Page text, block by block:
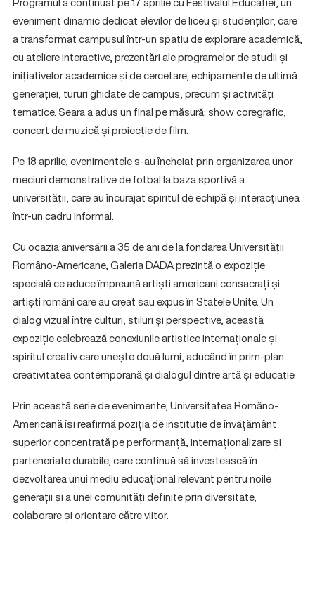
eveniment dinamic dedicat elevilor de liceu și studenților, care
a transformat campusul într-un spațiu de explorare academică,
cu ateliere interactive, prezentări ale programelor de studii și
inițiativelor academice și de cercetare, echipamente de ultimă
generației, tururi ghidate de campus, precum și activități
tematice. Seara a adus un final pe măsură: show coregrafic,
concert de muzică și proiecție de film.
Pe 18 aprilie, evenimentele s-au încheiat prin organizarea unor
meciuri demonstrative de fotbal la baza sportivă a
universității, care au încurajat spiritul de echipă și interacțiunea
într-un cadru informal.
Cu ocazia aniversării a 35 de ani de la fondarea Universității
Româno-Americane, Galeria DADA prezintă o expoziție
specială ce aduce împreună artiști americani consacrați și
artiști români care au creat sau expus în Statele Unite. Un
dialog vizual între culturi, stiluri și perspective, această
expoziție celebrează conexiunile artistice internaționale și
spiritul creativ care unește două lumi, aducând în prim-plan
creativitatea contemporană și dialogul dintre artă și educație.
Prin această serie de evenimente, Universitatea Româno-
Americană își reafirmă poziția de instituție de învățământ
superior concentrată pe performanță, internaționalizare și
parteneriate durabile, care continuă să investească în
dezvoltarea unui mediu educațional relevant pentru noile
generații și a unei comunități definite prin diversitate,
colaborare și orientare către viitor.